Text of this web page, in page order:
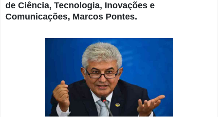
de Ciência, Tecnologia, Inovações e
Comunicações, Marcos Pontes.